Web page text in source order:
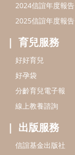
2024信誼年度報告
2025信誼年度報告
育兒服務
好好育兒
好孕袋
分齡育兒電子報
線上教養諮詢
出版服務
信誼基金出版社